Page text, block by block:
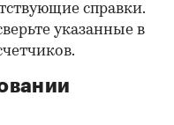
справки.
указанные в